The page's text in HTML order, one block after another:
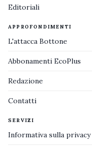
Editoriali
APPROFONDIMENTI
L'attacca Bottone
Abbonamenti EcoPlus
Redazione
Contatti
SERVIZI
Informativa sulla privacy